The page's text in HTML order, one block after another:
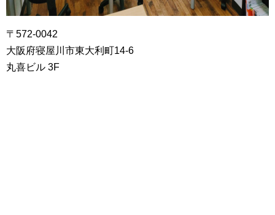
〒572-0042
大阪府寝屋川市東大利町14‐6
丸喜ビル 3F